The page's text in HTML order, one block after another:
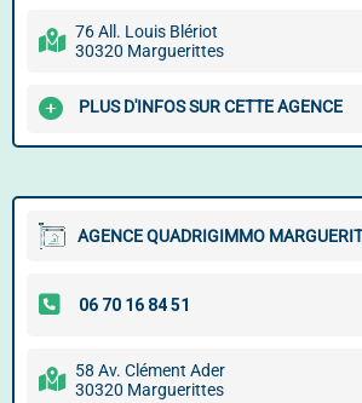
76 All. Louis Blériot
30320 Marguerittes
PLUS D'INFOS SUR CETTE AGENCE
AGENCE QUADRIGIMMO
58 Av. Clément Ader
30320 Marguerittes